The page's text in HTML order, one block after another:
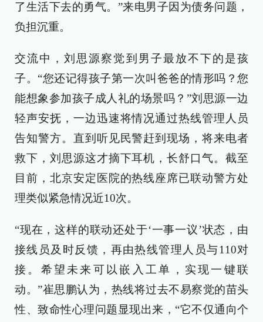
了生活下去的勇气。”来电男子因为债务问题，
负担沉重。
交流中，刘思源察觉到男子最放不下的是孩
子。“您还记得孩子第一次叫爸爸的情形吗？您
能想象参加孩子成人礼的场景吗？”刘思源一边
轻声安抚，一边迅速将情况通过热线管理人员
告知警方。直到听见民警赶到现场，将来电者
救下，刘思源这才摘下耳机，长舒口气。截至
目前，北京安定医院的热线座席已联动警方处
理类似紧急情况近10次。
“现在，这样的联动还处于‘一事一议’状态，由
接线员及时反馈，再由热线管理人员与110对
接。希望未来可以嵌入工单，实现一键联
动。”崔思鹏认为，热线将过去不易察觉的苗头
性、致命性心理问题显现出来，“它不仅通向个